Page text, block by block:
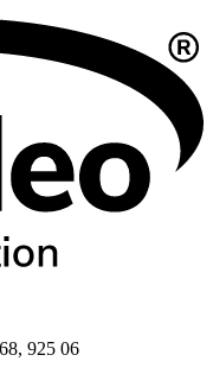
925 06